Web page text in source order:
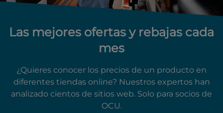
Las mejores ofertas y rebajas cada
mes
¿Quieres conocer los precios de un producto en
diferentes tiendas online? Nuestros expertos han
analizado cientos de sitios web. Solo para socios de
OCU.